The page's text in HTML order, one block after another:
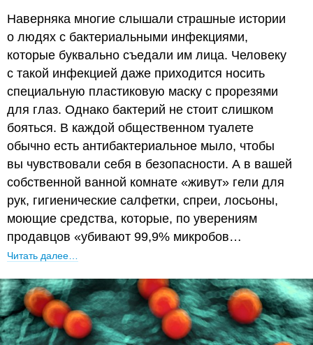
Наверняка многие слышали страшные истории
о людях с бактериальными инфекциями,
которые буквально съедали им лица. Человеку
с такой инфекцией даже приходится носить
специальную пластиковую маску с прорезями
для глаз. Однако бактерий не стоит слишком
бояться. В каждой общественном туалете
обычно есть антибактериальное мыло, чтобы
вы чувствовали себя в безопасности. А в вашей
собственной ванной комнате «живут» гели для
рук, гигиенические салфетки, спреи, лосьоны,
моющие средства, которые, по уверениям
продавцов «убивают 99,9% микробов…
Читать далее…